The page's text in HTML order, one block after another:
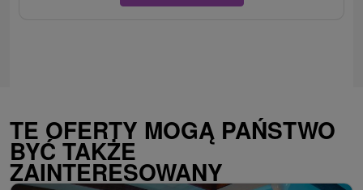
TE OFERTY MOGĄ PAŃSTWO
BYĆ TAKŻE
ZAINTERESOWANY